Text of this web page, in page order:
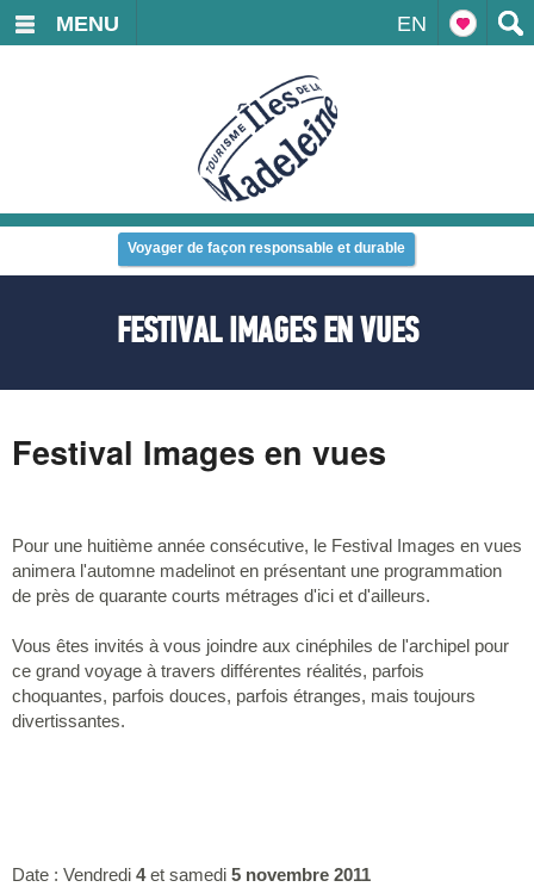
EN
MENU
Voyager de façon responsable et durable
FESTIVAL IMAGES EN VUES
Festival Images en vues
Pour une huitième année consécutive, le Festival Images en vues
animera l'automne madelinot en présentant une programmation
de près de quarante courts métrages d'ici et d'ailleurs.
Vous êtes invités à vous joindre aux cinéphiles de l'archipel pour
ce grand voyage à travers différentes réalités, parfois
choquantes, parfois douces, parfois étranges, mais toujours
divertissantes.
Date : Vendredi 4et samedi 5 novembre 2011